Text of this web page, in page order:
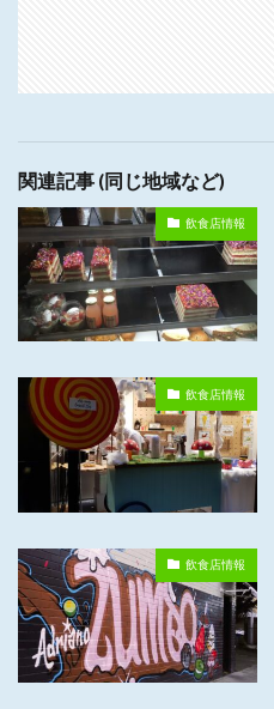
関連記事 (同じ地域など)
飲食店情報
飲食店情報
飲食店情報